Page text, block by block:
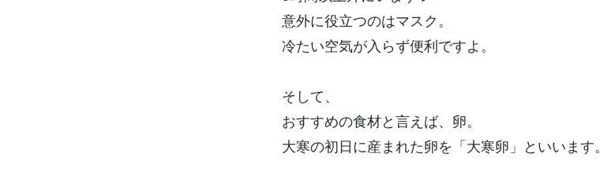
意外に役立つのはマスク。
冷たい空気が入らず便利ですよ。
そして、
おすすめの食材と言えば、卵。
大寒の初日に産まれた卵を「大寒卵」といいます。